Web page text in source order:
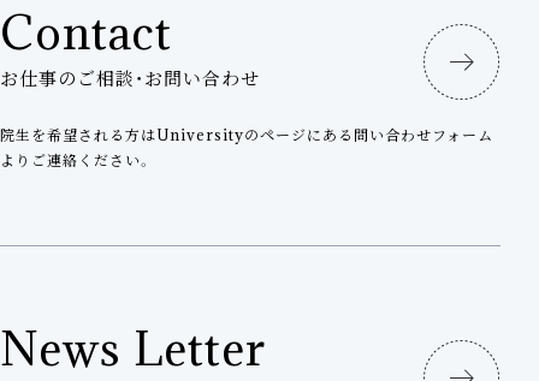
の
リ
ク
Contact
お仕事のご相談・お問い合わせ
院生を希望される方はUniversityのページにある問い合わせフォーム
よりご連絡ください。
News Letter